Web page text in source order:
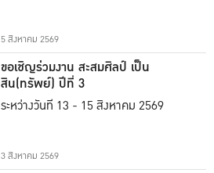
5 สิงหาคม 2569
ขอเชิญร่วมงาน สะสมศิลป์ เป็น
สิน(ทรัพย์) ปีที่ 3
ระหว่างวันที่ 13 - 15 สิงหาคม 2569
3 สิงหาคม 2569